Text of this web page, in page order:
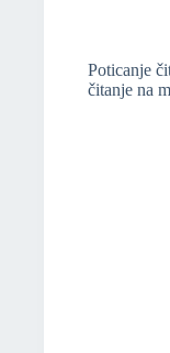
Poticanje
čitanje na